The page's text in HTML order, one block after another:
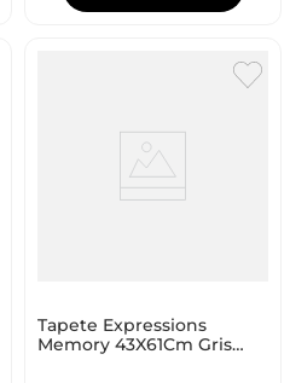
Tapete Expressions
Memory 43X61Cm Gris